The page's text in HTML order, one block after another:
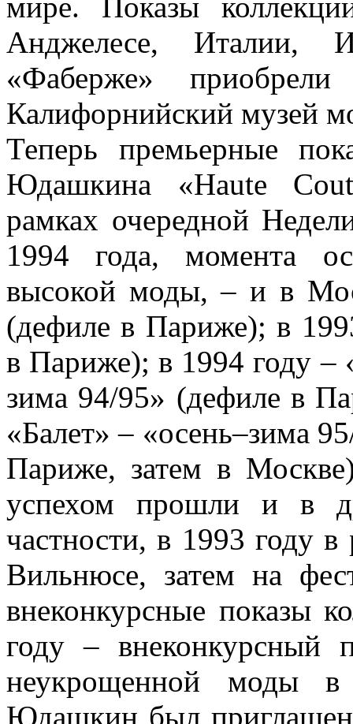
мире. Показы
Анджелесе, Италии,
«Фаберже»
Калифорнийский музей
Теперь премьерные
Юдашкина «Haute
рамках очередной
1994 года, момента
высокой моды, – и в
(дефиле в Париже); в
в Париже); в 1994 году –
зима 94/95» (дефиле в
«Балет» – «осень–зима
Париже, затем в
успехом прошли и в
частности, в 1993 году
Вильнюсе, затем на
внеконкурсные показы
году – внеконкурсный
неукрощенной моды
Юдашкин был